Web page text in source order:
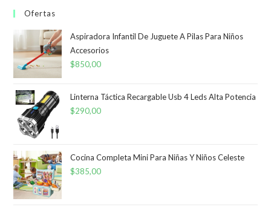
Ofertas
Aspiradora Infantil De Juguete A Pilas Para Niños
Accesorios
$850,00
Linterna Táctica Recargable Usb 4 Leds Alta Potencia
$290,00
Cocina Completa Mini Para Niñas Y Niños Celeste
$385,00